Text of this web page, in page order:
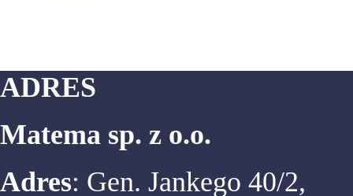
ADRES
Matema sp. z o.o.
Adres: Gen. Jankego 40/2,